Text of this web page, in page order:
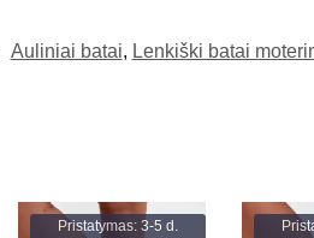
Auliniai batai, Lenkiški batai
Pristatymas: 3-5 d.